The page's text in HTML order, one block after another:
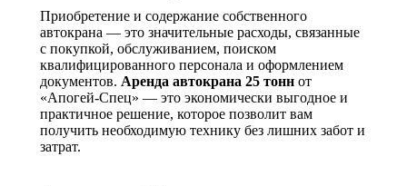
Приобретение и содержание собственного
автокрана — это значительные расходы, связанные
с покупкой, обслуживанием, поиском
квалифицированного персонала и оформлением
документов. Аренда автокрана 25 тонн от
«Апогей-Спец» — это экономически выгодное и
практичное решение, которое позволит вам
получить необходимую технику без лишних забот и
затрат.